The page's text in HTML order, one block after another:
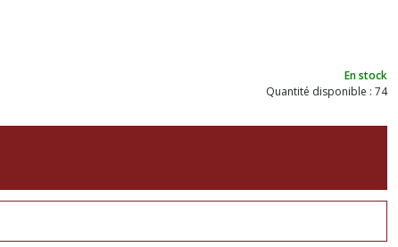
En stock
Quantité disponible : 74